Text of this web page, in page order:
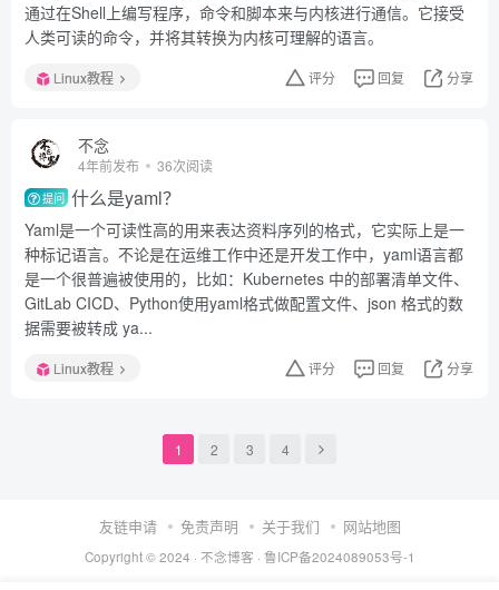
通过在Shell上编写程序，命令和脚本来与内核进行通信。它接受
人类可读的命令，并将其转换为内核可理解的语言。
Linux教程 评分 回复 分享
不念
4年前发布 36次阅读
提问 什么是yaml？
Yaml是一个可读性高的用来表达资料序列的格式，它实际上是一
种标记语言。不论是在运维工作中还是开发工作中，yaml语言都
是一个很普遍被使用的，比如：Kubernetes 中的部署清单文件、
GitLab CICD、Python使用yaml格式做配置文件、json 格式的数
据需要被转成 ya...
Linux教程 评分 回复 分享
1 2 3 4
友链申请 免责声明 关于我们 网站地图
Copyright © 2024 · 不念博客 · 鲁ICP备2024089053号-1